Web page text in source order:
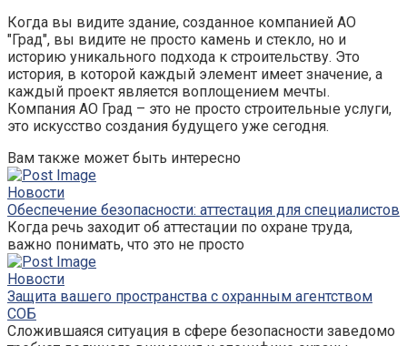
Когда вы видите здание, созданное компанией АО
"Град", вы видите не просто камень и стекло, но и
историю уникального подхода к строительству. Это
история, в которой каждый элемент имеет значение, а
каждый проект является воплощением мечты.
Компания АО Град – это не просто строительные услуги,
это искусство создания будущего уже сегодня.
Вам также может быть интересно
Новости
Обеспечение безопасности: аттестация для специалистов
Когда речь заходит об аттестации по охране труда,
важно понимать, что это не просто
Новости
Защита вашего пространства с охранным агентством
СОБ
Сложившаяся ситуация в сфере безопасности заведомо